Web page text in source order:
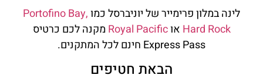
לינה במלון פרימייר של יוניברסל כמוPortofino Bay,
Hard Rock אוRoyal Pacific מקנה לכם כרטיס
Express Pass חינם לכל המתקנים.
הבאת חטיפים